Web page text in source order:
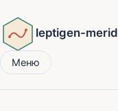
leptigen-
Меню